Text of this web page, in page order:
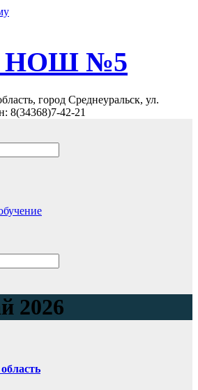
НОШ №5
город Среднеуральск, ул.
8(34368)7-42-21
2026